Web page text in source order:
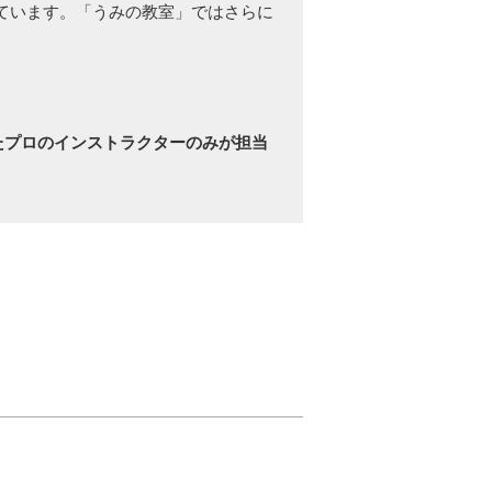
ます。「うみの教室」ではさらに
ロのインストラクターのみが担当